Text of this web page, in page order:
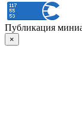
Публикация
×